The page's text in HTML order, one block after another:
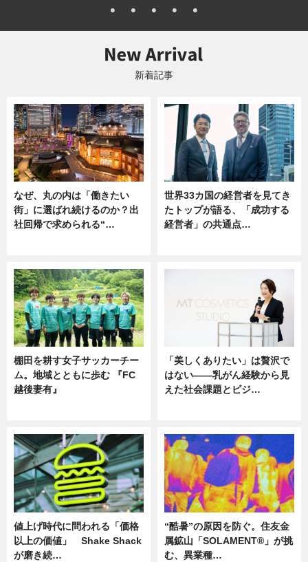
新着記事
なぜ、丸の内は「働きたい
街」に選ばれ続けるのか？出
社回帰で求められる“…
世界33カ国の経営者を見てき
たトップが語る、「成功する
経営者」の共通点…
棚田を耕す女子サッカーチー
ム。地域とともに歩む 『FC
越後妻有』
「美しくありたい」は贅沢で
はない――乳がん経験から見
えた社会課題とビジ…
値上げ時代に問われる「価格
以上の価値」 Shake Shack
が磨き続…
“酷暑”の原因を防ぐ。住友金
属鉱山「SOLAMENT®」が挑
む、異業種…